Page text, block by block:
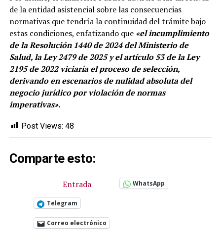
de la entidad asistencial sobre las consecuencias
normativas que tendría la continuidad del trámite bajo
estas condiciones, enfatizando que «el incumplimiento
de la Resolución 1440 de 2024 del Ministerio de
Salud, la Ley 2479 de 2025 y el artículo 53 de la Ley
2195 de 2022 viciaría el proceso de selección,
derivando en escenarios de nulidad absoluta del
negocio jurídico por violación de normas
imperativas».
Post Views: 48
Comparte esto:
Entrada WhatsApp
Telegram
Correo electrónico